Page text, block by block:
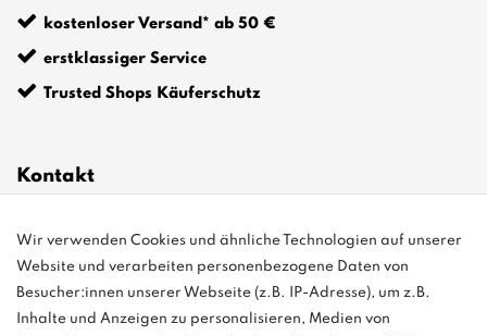
kostenloser Versand* ab 50 €
erstklassiger Service
Trusted Shops Käuferschutz
Kontakt
info@bonvenon.de
03763 4048350
Montag - Freitag, 08:00 - 16:00
Wir verwenden Cookies und ähnliche Technologien auf unserer
Website und verarbeiten personenbezogene Daten von
Besucher:innen unserer Webseite (z.B. IP-Adresse), um z.B.
Inhalte und Anzeigen zu personalisieren, Medien von